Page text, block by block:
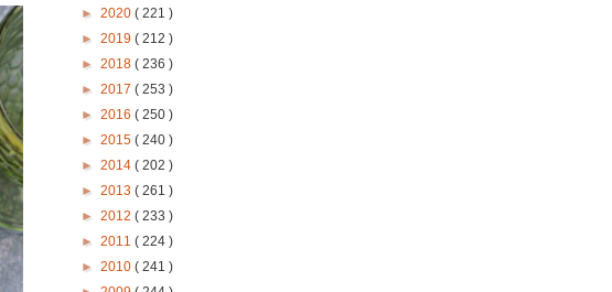
► 2020 ( 221 )
► 2019 ( 212 )
► 2018 ( 236 )
► 2017 ( 253 )
► 2016 ( 250 )
► 2015 ( 240 )
► 2014 ( 202 )
► 2013 ( 261 )
► 2012 ( 233 )
► 2011 ( 224 )
► 2010 ( 241 )